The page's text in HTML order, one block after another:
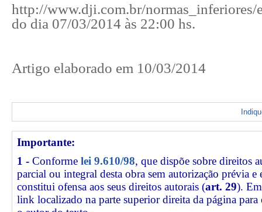
http://www.dji.com.br/normas_inferiores/
do dia 07/03/2014 às 22:00 hs.
Artigo elaborado em 10/03/2014
Importante:
1 - Conforme lei 9.610/98, que dispõe sobre direitos
parcial ou integral desta obra sem autorização prévia e
constitui ofensa aos seus direitos autorais (art. 29).
link localizado na parte superior direita da página